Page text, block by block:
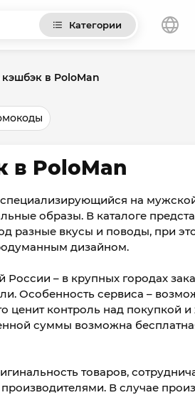
Категории
кэшбэк в PoloMan
в PoloMan
специализирующийся на
образы. В каталоге
разные вкусы и поводы, при
дизайном.
России – в крупных городах
Особенность сервиса –
ценит контроль над покупкой
суммы возможна
товаров,
В случае